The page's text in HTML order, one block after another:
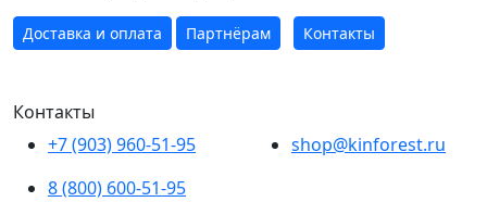
Доставка и оплата Партнёрам Контакты
Контакты
+7 (903) 960-51-95
8 (800) 600-51-95
shop@kinforest.ru